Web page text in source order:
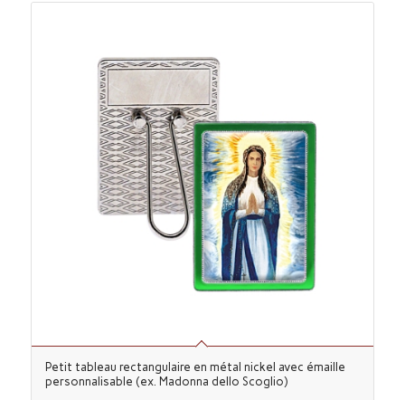
Petit tableau rectangulaire en métal nickel avec émaille
personnalisable (ex. Madonna dello Scoglio)